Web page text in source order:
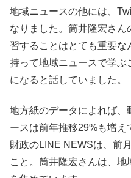
地域ニュースの他には、
なりました。筒井隆宏さ
習することはとても重要
持って地域ニュースで学ぶ
になると話していました。
地方紙のデータによれば、
ースは前年推移29%も増
財政のLINE NEWSは、前
こと。筒井隆宏さんは、